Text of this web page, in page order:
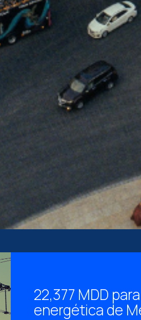
22,377 MDD
energética de